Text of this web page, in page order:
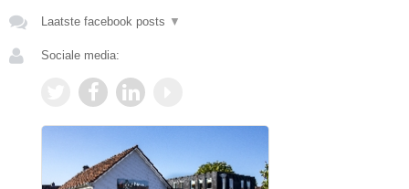
Laatste facebook posts ▼
Sociale media: